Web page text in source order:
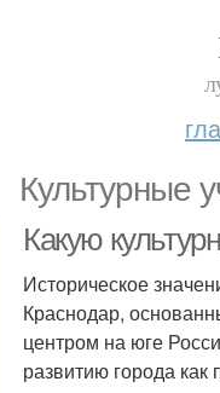
Культурные
Какую
Историческое
Краснодар,
центром на юге
развитию города как